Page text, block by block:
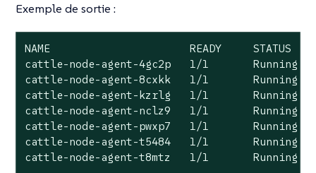
Exemple de sortie :
NAME                      READY     STATUS
cattle-node-agent-4gc2p   1/1
cattle-node-agent-8cxkk   1/1
cattle-node-agent-kzrlg   1/1
cattle-node-agent-nclz9   1/1
cattle-node-agent-pwxp7   1/1
cattle-node-agent-t5484   1/1
cattle-node-agent-t8mtz   1/1